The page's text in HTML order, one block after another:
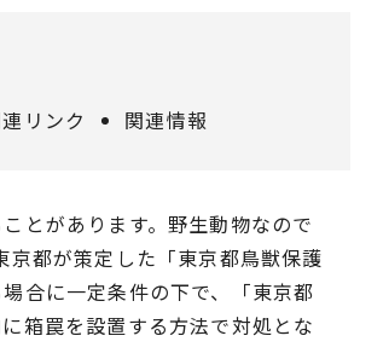
リンク 関連情報
とがあります。野生動物なので
都が策定した「東京都鳥獣保護
合に一定条件の下で、「東京都
箱罠を設置する方法で対処とな